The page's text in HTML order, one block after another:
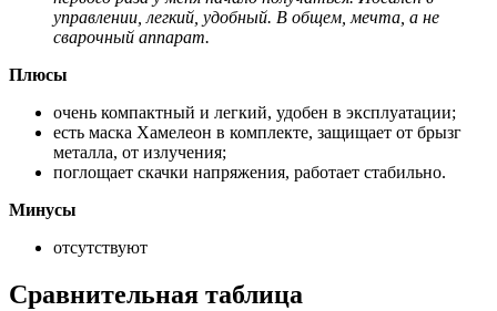
управлении, легкий, удобный. В общем, мечта, а не
сварочный аппарат.
Плюсы
очень компактный и легкий, удобен в эксплуатации;
есть маска Хамелеон в комплекте, защищает от брызг
металла, от излучения;
поглощает скачки напряжения, работает стабильно.
Минусы
отсутствуют
Сравнительная таблица